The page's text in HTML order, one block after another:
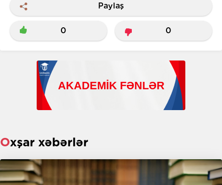
Paylaş
0 0
Oxşar xəbərlər